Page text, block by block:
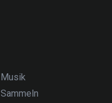
Musik
Sammeln